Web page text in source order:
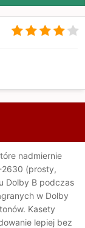
nadmiernie
2630 (prosty,
Dolby B podczas
w Dolby
Kasety
lepiej bez